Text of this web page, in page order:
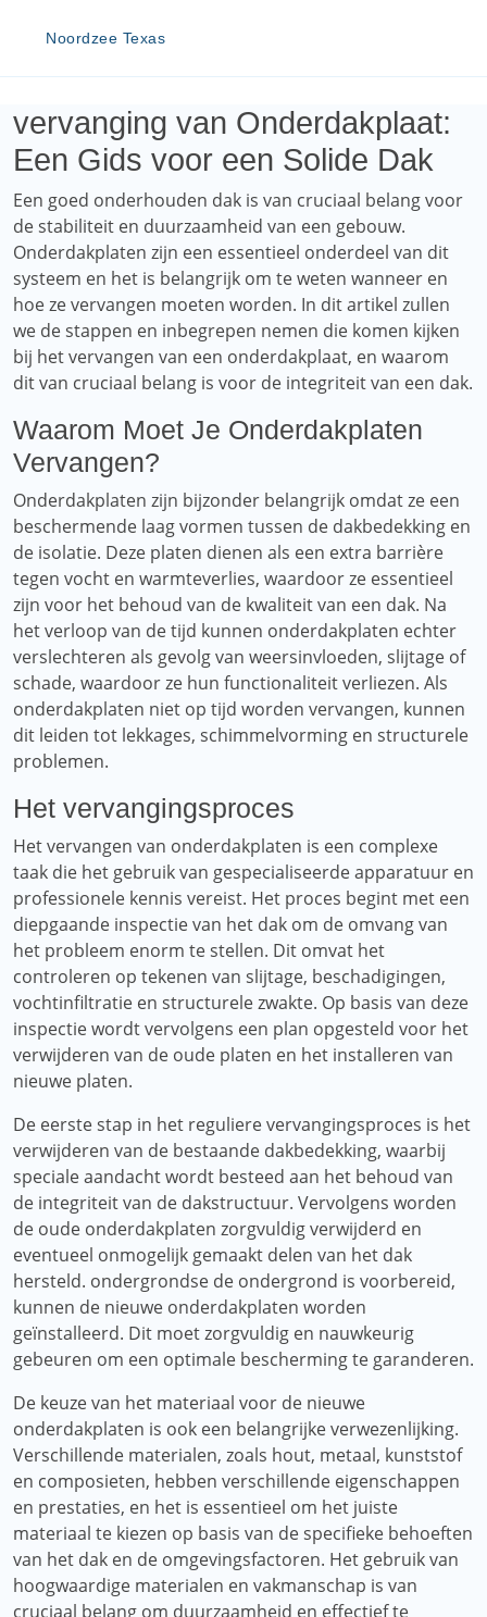
Noordzee Texas
vervanging van Onderdakplaat:
Een Gids voor een Solide Dak
Een goed onderhouden dak is van cruciaal belang voor
de stabiliteit en duurzaamheid van een gebouw.
Onderdakplaten zijn een essentieel onderdeel van dit
systeem en het is belangrijk om te weten wanneer en
hoe ze vervangen moeten worden. In dit artikel zullen
we de stappen en inbegrepen nemen die komen kijken
bij het vervangen van een onderdakplaat, en waarom
dit van cruciaal belang is voor de integriteit van een dak.
Waarom Moet Je Onderdakplaten
Vervangen?
Onderdakplaten zijn bijzonder belangrijk omdat ze een
beschermende laag vormen tussen de dakbedekking en
de isolatie. Deze platen dienen als een extra barrière
tegen vocht en warmteverlies, waardoor ze essentieel
zijn voor het behoud van de kwaliteit van een dak. Na
het verloop van de tijd kunnen onderdakplaten echter
verslechteren als gevolg van weersinvloeden, slijtage of
schade, waardoor ze hun functionaliteit verliezen. Als
onderdakplaten niet op tijd worden vervangen, kunnen
dit leiden tot lekkages, schimmelvorming en structurele
problemen.
Het vervangingsproces
Het vervangen van onderdakplaten is een complexe
taak die het gebruik van gespecialiseerde apparatuur en
professionele kennis vereist. Het proces begint met een
diepgaande inspectie van het dak om de omvang van
het probleem enorm te stellen. Dit omvat het
controleren op tekenen van slijtage, beschadigingen,
vochtinfiltratie en structurele zwakte. Op basis van deze
inspectie wordt vervolgens een plan opgesteld voor het
verwijderen van de oude platen en het installeren van
nieuwe platen.
De eerste stap in het reguliere vervangingsproces is het
verwijderen van de bestaande dakbedekking, waarbij
speciale aandacht wordt besteed aan het behoud van
de integriteit van de dakstructuur. Vervolgens worden
de oude onderdakplaten zorgvuldig verwijderd en
eventueel onmogelijk gemaakt delen van het dak
hersteld. ondergrondse de ondergrond is voorbereid,
kunnen de nieuwe onderdakplaten worden
geïnstalleerd. Dit moet zorgvuldig en nauwkeurig
gebeuren om een ​​optimale bescherming te garanderen.
De keuze van het materiaal voor de nieuwe
onderdakplaten is ook een belangrijke verwezenlijking.
Verschillende materialen, zoals hout, metaal, kunststof
en composieten, hebben verschillende eigenschappen
en prestaties, en het is essentieel om het juiste
materiaal te kiezen op basis van de specifieke behoeften
van het dak en de omgevingsfactoren. Het gebruik van
hoogwaardige materialen en vakmanschap is van
cruciaal belang om duurzaamheid en effectief te